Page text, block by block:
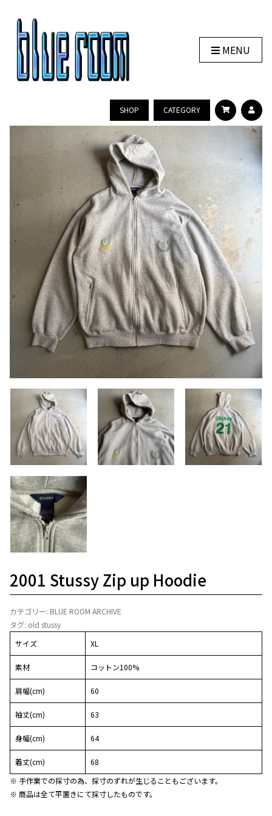
MENU
SHOP CATEGORY
2001 Stussy Zip up Hoodie
カテゴリー: BLUE ROOM ARCHIVE
タグ: old stussy
サイズ
XL
素材 コットン100%
肩幅(cm) 60
袖丈(cm) 63
身幅(cm) 64
着丈(cm)
68
※ 手作業での採寸の為、採寸のずれが生じることもございます。
※ 商品は全て平置きにて採寸したものです。